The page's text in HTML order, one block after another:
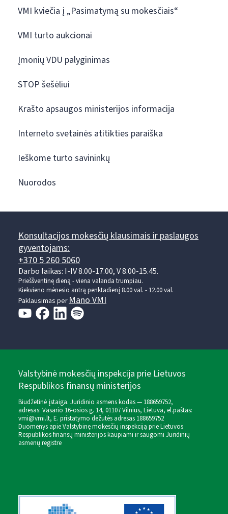
VMI kviečia į „Pasimatymą su mokesčiais“
VMI turto aukcionai
Įmonių VDU palyginimas
STOP šešėliui
Krašto apsaugos ministerijos informacija
Interneto svetainės atitikties paraiška
Ieškome turto savininkų
Nuorodos
Konsultacijos mokesčių klausimais ir paslaugos
gyventojams:
+370 5 260 5060
Darbo laikas: I-IV 8.00-17.00, V 8.00-15.45.
Prieššventinę dieną - viena valanda trumpiau.
Kiekvieno mėnesio antrą penktadienį 8.00 val. - 12.00 val.
Paklausimas perMano VMI
Valstybinė mokesčių inspekcija prie Lietuvos
Respublikos finansų ministerijos
Biudžetinė įstaiga. Juridinio asmens kodas — 188659752,
adresas: Vasario 16-osios g. 14, 01107 Vilnius, Lietuva, el.paštas:
vmi@vmi.lt, E. pristatymo dėžutės adresas 188659752
Duomenys apie Valstybinę mokesčių inspekciją prie Lietuvos
Respublikos finansų ministerijos kaupiami ir saugomi Juridinių
asmenų registre